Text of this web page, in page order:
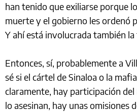
han tenido que exiliarse porque
muerte y el gobierno les ordenó
Y ahí está involucrada también
Entonces, sí, probablemente a
sé si el cártel de Sinaloa o la
claramente, hay participación
lo asesinan, hay unas omisiones